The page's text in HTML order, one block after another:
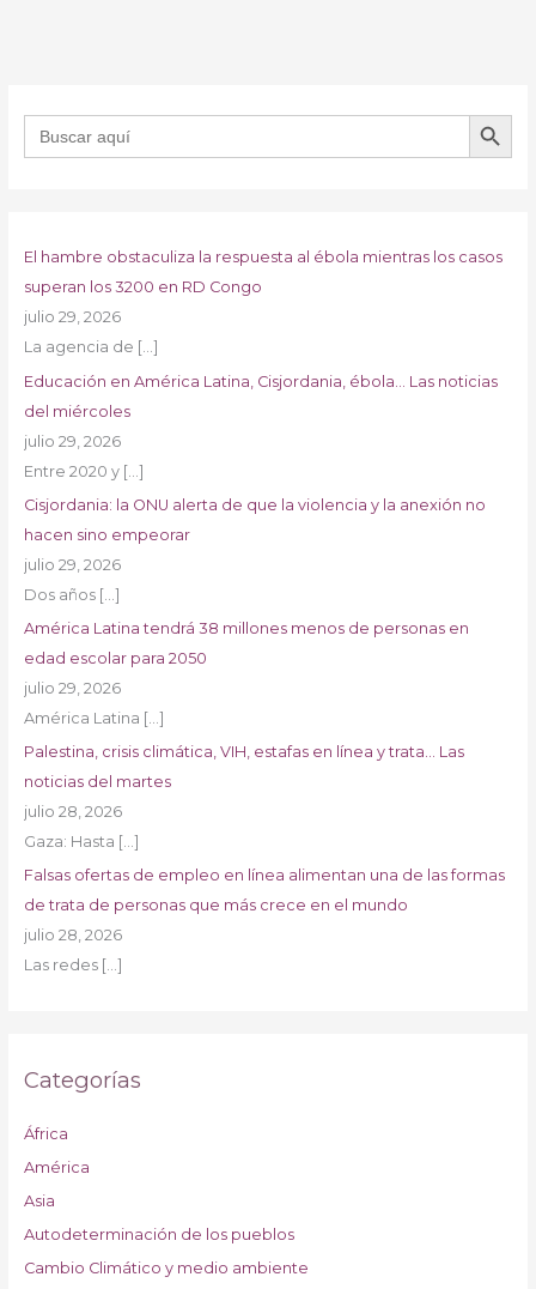
Buscar: BOTÓN DE
El hambre obstaculiza la respuesta al ébola mientras los casos
superan los 3200 en RD Congo
julio 29, 2026
La agencia de […]
Educación en América Latina, Cisjordania, ébola… Las noticias
del miércoles
julio 29, 2026
Entre 2020 y […]
Cisjordania: la ONU alerta de que la violencia y la anexión no
hacen sino empeorar
julio 29, 2026
Dos años […]
América Latina tendrá 38 millones menos de personas en
edad escolar para 2050
julio 29, 2026
América Latina […]
Palestina, crisis climática, VIH, estafas en línea y trata… Las
noticias del martes
julio 28, 2026
Gaza: Hasta […]
Falsas ofertas de empleo en línea alimentan una de las formas
de trata de personas que más crece en el mundo
julio 28, 2026
Las redes […]
Categorías
África
América
Asia
Autodeterminación de los pueblos
Cambio Climático y medio ambiente